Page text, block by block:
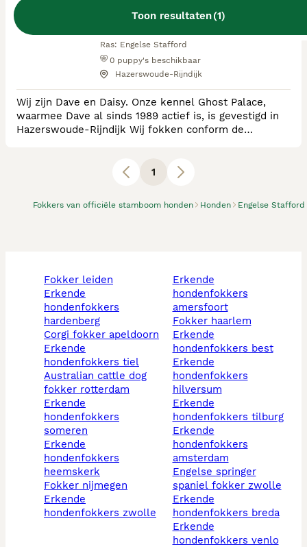
Toon resultaten(1)
Fokkers van officiële stamboom honden Honden Engelse Stafford
Ras: Engelse Stafford
0 puppy's beschikbaar
Hazerswoude-Rijndijk
Wij zijn Dave en Daisy. Onze kennel Ghost Palace,
waarmee Dave al sinds 1989 actief is, is gevestigd in
Hazerswoude-Rijndijk Wij fokken conform de
en zijn vrij van L2HGA, HC, HD, ED en PL. Hiernaast
1
fokker leiden
erkende
hondenfokkers
hardenberg
corgi fokker apeldoorn
erkende
hondenfokkers tiel
australian cattle dog
fokker rotterdam
erkende
hondenfokkers
someren
erkende
hondenfokkers
heemskerk
fokker nijmegen
erkende
hondenfokkers zwolle
erkende
hondenfokkers
amersfoort
fokker haarlem
erkende
hondenfokkers best
erkende
hondenfokkers
hilversum
erkende
hondenfokkers tilburg
erkende
hondenfokkers
amsterdam
engelse springer
spaniel fokker zwolle
erkende
hondenfokkers breda
erkende
hondenfokkers venlo